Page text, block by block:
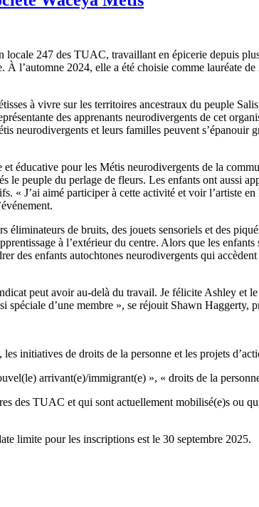
247 des TUAC, travaillant en épicerie depuis
l’automne 2024, elle a été choisie comme lauréate
à vivre sur les territoires ancestraux du peuple
des apprenants neurodivergents de cet
et leurs familles peuvent s’épanouir
éducative pour les Métis neurodivergents de la
peuple du perlage de fleurs. Les enfants ont aussi
« J’ai aimé participer à cette activité et voir l’artiste en
de bruits, des jouets sensoriels et des
à l’extérieur du centre. Alors que les enfants
des enfants autochtones neurodivergents qui
peut avoir au-delà du travail. Je félicite Ashley et
d’une membre », se réjouit Shawn Haggerty,
initiatives de droits de la personne et les projets
arrivant(e)/immigrant(e) », « droits de la
des TUAC et qui sont actuellement mobilisé(e)s ou
limite pour les inscriptions est le 30 septembre 2025.